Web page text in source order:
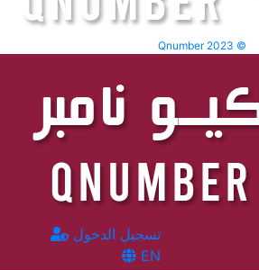
Qnumber 2023 ©
تسجيل الدخول
EN